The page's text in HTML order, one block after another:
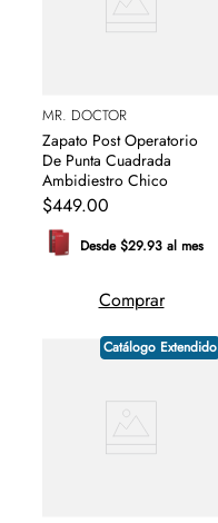
MR. DOCTOR
Zapato Post Operatorio
De Punta Cuadrada
Ambidiestro Chico
$449.00
Desde $29.93 al mes
Comprar
Catálogo Extendido